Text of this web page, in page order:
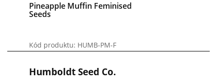
Pineapple Muffin Feminised
Seeds
Kód produktu: HUMB-PM-F
Humboldt Seed Co.